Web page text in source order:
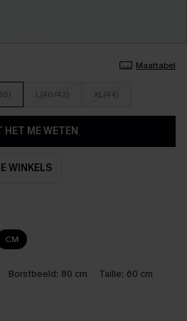
Maattabel
L(40/42) XL(44)
HET ME WETEN
WINKELS
CM
Borstbeeld: 80 cm Taille: 60 cm